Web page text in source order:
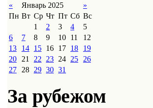
« Январь 2025
»
Пн Вт Ср Чт Пт Сб Вс
1
2 3 4
5
6
7 8 9 10 11
12
13
14 15 16 17 18
19
20
21 22 23 24 25
26
27
28 29 30 31
За рубежом